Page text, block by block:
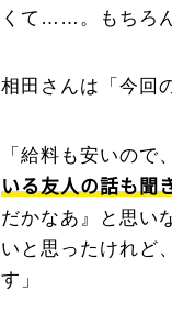
くて……。もちろ
相田さんは「今回
「給料も安いので
いる友人の話も聞
だかなあ』と思い
いと思ったけれど
す」